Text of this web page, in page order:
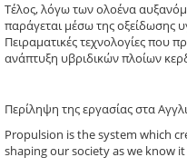
Τέλος, λόγω των ολοένα
παράγεται μέσω της οξείδωσης
Πειραματικές τεχνολογίες που
ανάπτυξη υβριδικών πλοίων
Περίληψη της εργασίας στα
Propulsion is the system which
shaping our society as we know